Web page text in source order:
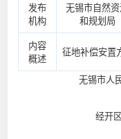
发布
机构
无锡市自然
和规划局
内容
概述
征地补偿安置
无锡市人
经开